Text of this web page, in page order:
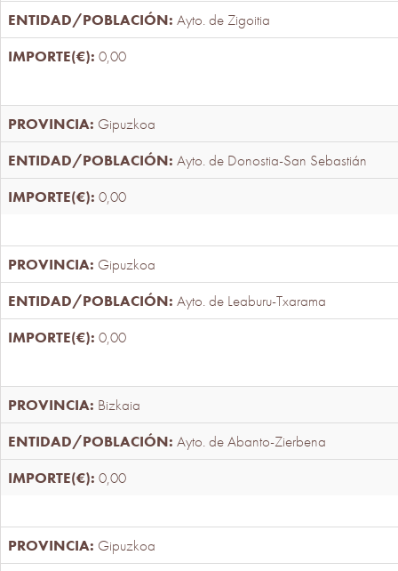
Ayto. de Zigoitia
0,00
Gipuzkoa
Ayto. de Donostia-San Sebastián
0,00
Gipuzkoa
Ayto. de Leaburu-Txarama
0,00
Bizkaia
Ayto. de Abanto-Zierbena
0,00
Gipuzkoa